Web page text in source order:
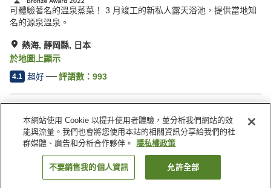
可體驗著名的溫泉蒸菜！ 3 月竣工的新私人露天浴池，提供當地知
名的源泉溫泉。
熱海, 靜岡縣, 日本
於地圖上顯示
4.1 超好 評語數： 993
停車場
Spa／美容沙龍
餐廳
自動販賣機
日本 靜岡縣 熱海 熱海溫泉飯店夢伊呂波
找客房
本網站使用 Cookie 以提升使用者體驗，並分析我們網站的效
能與流量。我們也會將您使用本站的相關資訊分享給我們的社
群媒體、廣告和分析合作夥伴。
隱私權政策
不要銷售我的個人資訊 允許全部